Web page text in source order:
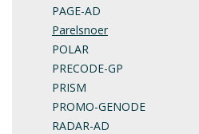
PAGE-AD
Parelsnoer
POLAR
PRECODE-GP
PRISM
PROMO-GENODE
RADAR-AD